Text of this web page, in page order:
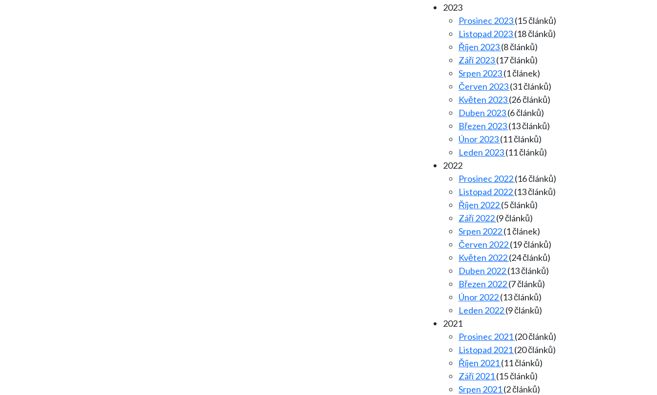
2023
Prosinec 2023(15 článků)
Listopad 2023(18 článků)
Říjen 2023(8 článků)
Září 2023(17 článků)
Srpen 2023(1 článek)
Červen 2023(31 článků)
Květen 2023(26 článků)
Duben 2023(6 článků)
Březen 2023(13 článků)
Únor 2023(11 článků)
Leden 2023(11 článků)
2022
Prosinec 2022(16 článků)
Listopad 2022(13 článků)
Říjen 2022(5 článků)
Září 2022(9 článků)
Srpen 2022(1 článek)
Červen 2022(19 článků)
Květen 2022(24 článků)
Duben 2022(13 článků)
Březen 2022(7 článků)
Únor 2022(13 článků)
Leden 2022(9 článků)
2021
Prosinec 2021(20 článků)
Listopad 2021(20 článků)
Říjen 2021(11 článků)
Září 2021(15 článků)
Srpen 2021(2 článků)